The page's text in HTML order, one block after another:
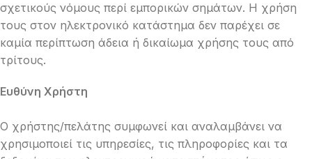
σχετικούς νόμους περί εμπορικών σημάτων. Η χρήση
τους στον ηλεκτρονικό κατάστημα δεν παρέχει σε
καμία περίπτωση άδεια ή δικαίωμα χρήσης τους από
τρίτους.
Ευθύνη Χρήστη
Ο χρήστης/πελάτης συμφωνεί και αναλαμβάνει να
χρησιμοποιεί τις υπηρεσίες, τις πληροφορίες και τα